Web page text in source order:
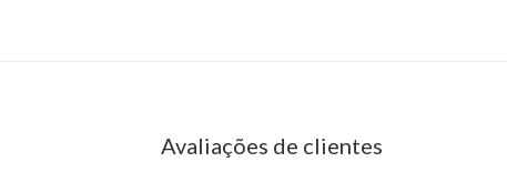
Avaliações de clientes